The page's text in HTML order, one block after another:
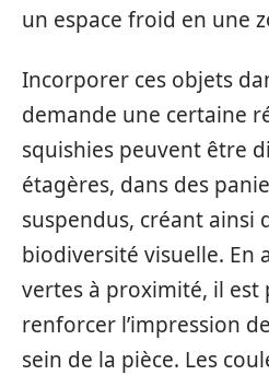
un espace froid en une
Incorporer ces objets
demande une certaine
squishies peuvent être
étagères, dans des
suspendus, créant ainsi
biodiversité visuelle. En
vertes à proximité, il est
renforcer l’impression
sein de la pièce. Les